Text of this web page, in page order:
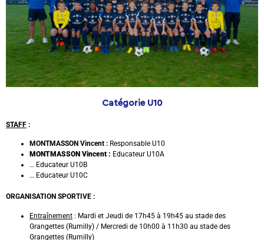
Catégorie U10
STAFF :
MONTMASSON Vincent : Responsable U10
MONTMASSON Vincent : Educateur U10A
… Educateur U10B
… Educateur U10C
ORGANISATION SPORTIVE :
Entraînement : Mardi et Jeudi de 17h45 à 19h45 au stade des
Grangettes (Rumilly) / Mercredi de 10h00 à 11h30 au stade des
Grangettes (Rumilly)